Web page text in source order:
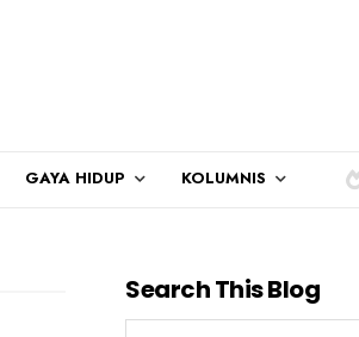
GAYA HIDUP KOLUMNIS
Search This Blog